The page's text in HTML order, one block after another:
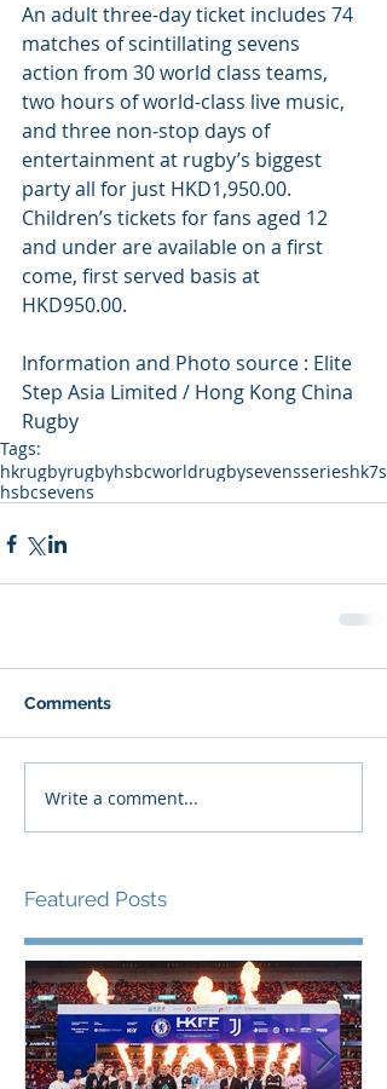
An adult three-day ticket includes 74
matches of scintillating sevens
action from 30 world class teams,
two hours of world-class live music,
and three non-stop days of
entertainment at rugby’s biggest
party all for just HKD1,950.00.
Children’s tickets for fans aged 12
and under are available on a first
come, first served basis at
HKD950.00.
Information and Photo source : Elite
Step Asia Limited / Hong Kong China
Rugby
Tags:
hkrugbyrugbyhsbcworldrugbysevensserieshk7s
hsbcsevens
Comments
Write a comment...
Featured Posts